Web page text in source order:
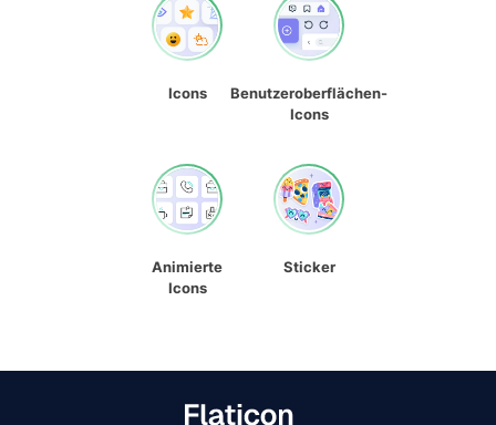
Icons
Benutzeroberflächen-
Icons
Animierte
Icons
Sticker